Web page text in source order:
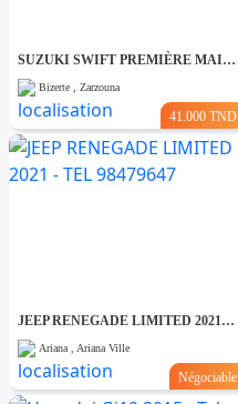
SUZUKI SWIFT PREMIÈRE MAIN EN EXCELLENT ÉTAT
Bizerte , Zarzouna
41.000 TND
JEEP RENEGADE LIMITED 2021 - TEL 98479647
Ariana , Ariana Ville
Négociable